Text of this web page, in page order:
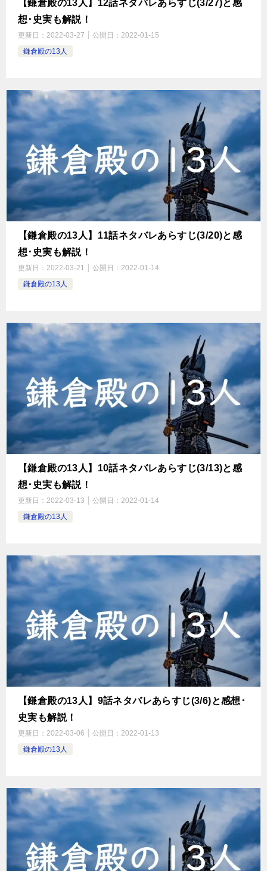
【鎌倉殿の13人】12話ネタバレあらすじ(3/27)と感
想･史実も解説！
更新日： 2022-03-27 公開日： 2022-01-15
鎌倉殿の13人
【鎌倉殿の13人】11話ネタバレあらすじ(3/20)と感
想･史実も解説！
更新日： 2022-03-21 公開日： 2022-01-14
鎌倉殿の13人
【鎌倉殿の13人】10話ネタバレあらすじ(3/13)と感
想･史実も解説！
更新日： 2022-03-13 公開日： 2022-01-14
鎌倉殿の13人
【鎌倉殿の13人】9話ネタバレあらすじ(3/6)と感想･
史実も解説！
更新日： 2022-03-06 公開日： 2022-01-13
鎌倉殿の13人